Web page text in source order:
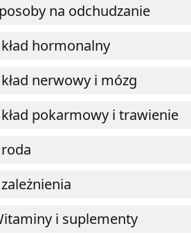
na odchudzanie
hormonalny
nerwowy i mózg
pokarmowy i trawienie
i suplementy